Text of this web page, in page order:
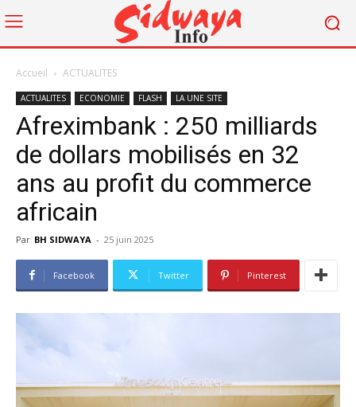
Accueil ACTUALITES
ACTUALITES ECONOMIE FLASH LA UNE SITE
Afreximbank : 250 milliards
de dollars mobilisés en 32
ans au profit du commerce
africain
Par BH SIDWAYA - 25 juin 2025
Facebook Twitter Pinterest